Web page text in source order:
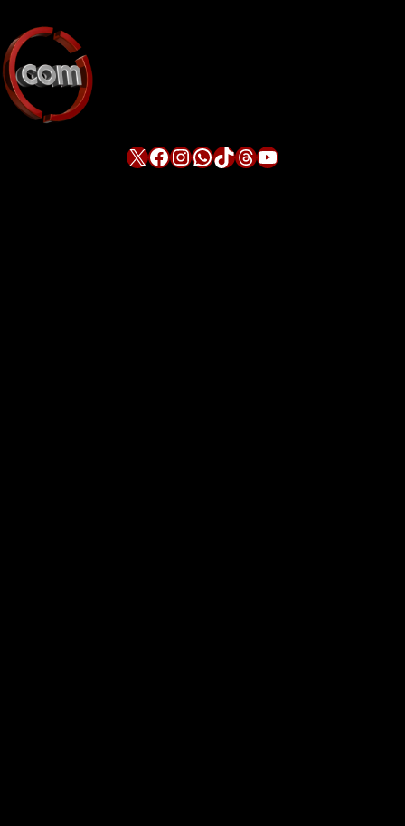
X Facebook InstagramWhatsApp TikTok Threads YouTube